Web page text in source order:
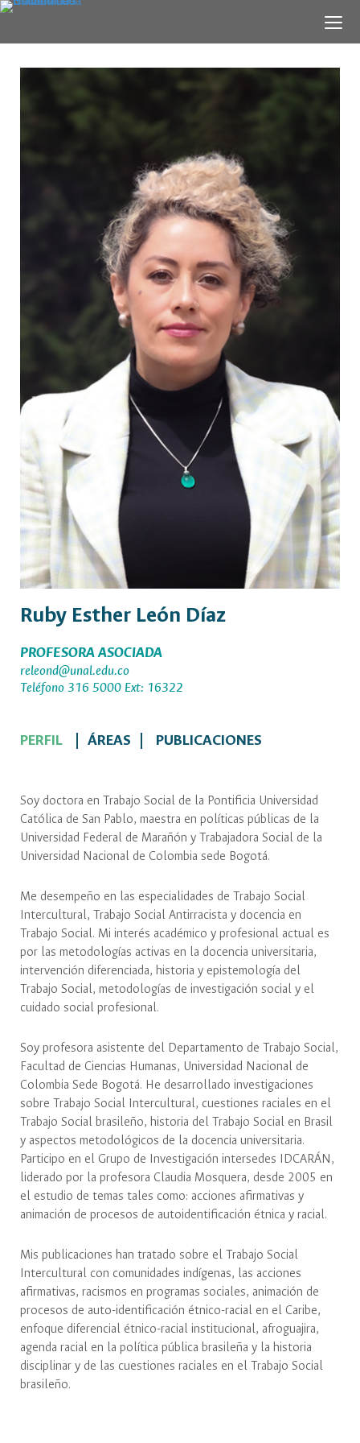
Ruby Esther León Díaz
PROFESORA ASOCIADA
releond@unal.edu.co
Teléfono 316 5000 Ext: 16322
PERFIL ÁREAS PUBLICACIONES
Soy doctora en Trabajo Social de la Pontificia Universidad
Católica de San Pablo, maestra en políticas públicas de la
Universidad Federal de Marañón y Trabajadora Social de la
Universidad Nacional de Colombia sede Bogotá.
Me desempeño en las especialidades de Trabajo Social
Intercultural, Trabajo Social Antirracista y docencia en
Trabajo Social. Mi interés académico y profesional actual es
por las metodologías activas en la docencia universitaria,
intervención diferenciada, historia y epistemología del
Trabajo Social, metodologías de investigación social y el
cuidado social profesional.
Soy profesora asistente del Departamento de Trabajo Social,
Facultad de Ciencias Humanas, Universidad Nacional de
Colombia Sede Bogotá. He desarrollado investigaciones
sobre Trabajo Social Intercultural, cuestiones raciales en el
Trabajo Social brasileño, historia del Trabajo Social en Brasil
y aspectos metodológicos de la docencia universitaria.
Participo en el Grupo de Investigación intersedes IDCARÁN,
liderado por la profesora Claudia Mosquera, desde 2005 en
el estudio de temas tales como: acciones afirmativas y
animación de procesos de autoidentificación étnica y racial.
Mis publicaciones han tratado sobre el Trabajo Social
Intercultural con comunidades indígenas, las acciones
afirmativas, racismos en programas sociales, animación de
procesos de auto-identificación étnico-racial en el Caribe,
enfoque diferencial étnico-racial institucional, afroguajira,
agenda racial en la política pública brasileña y la historia
disciplinar y de las cuestiones raciales en el Trabajo Social
brasileño.